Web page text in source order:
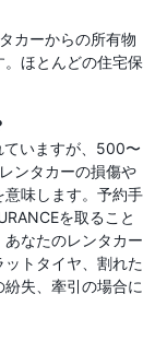
カーからの所有物
ほとんどの住宅保
ていますが、500〜
ンタカーの損傷や
味します。予約手
を取ること
なたのレンタカー
トタイヤ、割れた
失、牽引の場合に